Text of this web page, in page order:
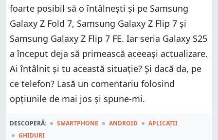
foarte posibil să o întâlnești și pe Samsung
Galaxy Z Fold 7, Samsung Galaxy Z Flip 7 și
Samsung Galaxy Z Flip 7 FE. Iar seria Galaxy S25
a început deja să primească aceeași actualizare.
Ai întâlnit și tu această situație? Și dacă da, pe
ce telefon? Lasă un comentariu folosind
opțiunile de mai jos și spune-mi.
DESCOPERĂ: SMARTPHONE ANDROID
APLICAȚII
GHIDURI